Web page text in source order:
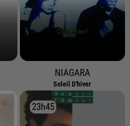
NIAGARA
Soleil D'hiver
23h45
23h45